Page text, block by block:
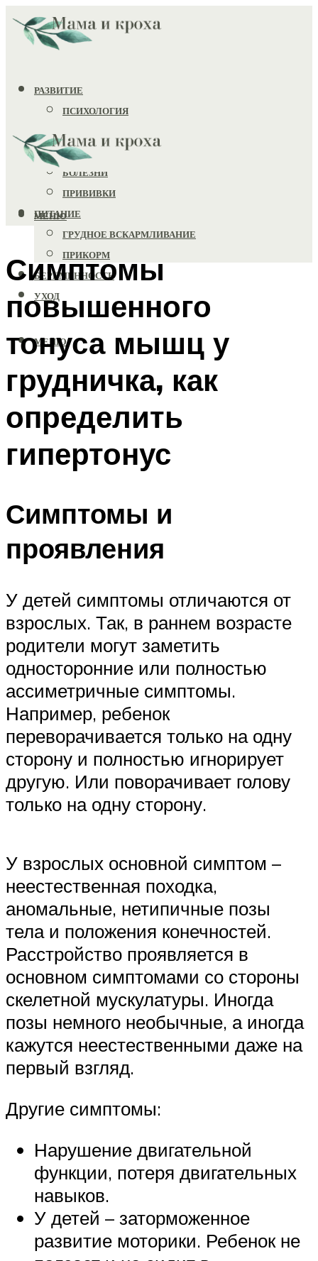
РАЗВИТИЕ
ПСИХОЛОГИЯ
ИГРУШКИ
ЗДОРОВЬЕ
БОЛЕЗНИ
ПРИВИВКИ
ПИТАНИЕ
ГРУДНОЕ ВСКАРМЛИВАНИЕ
ПРИКОРМ
БЕРЕМЕННОСТЬ
УХОД
МЕНЮ
МЕНЮ
Симптомы
повышенного
тонуса мышц у
грудничка, как
определить
гипертонус
Симптомы и
проявления
У детей симптомы отличаются от
взрослых. Так, в раннем возрасте
родители могут заметить
односторонние или полностью
ассиметричные симптомы.
Например, ребенок
переворачивается только на одну
сторону и полностью игнорирует
другую. Или поворачивает голову
только на одну сторону.
У взрослых основной симптом –
неестественная походка,
аномальные, нетипичные позы
тела и положения конечностей.
Расстройство проявляется в
основном симптомами со стороны
скелетной мускулатуры. Иногда
позы немного необычные, а иногда
кажутся неестественными даже на
первый взгляд.
Другие симптомы:
Нарушение двигательной
функции, потеря двигательных
навыков.
У детей – заторможенное
развитие моторики. Ребенок не